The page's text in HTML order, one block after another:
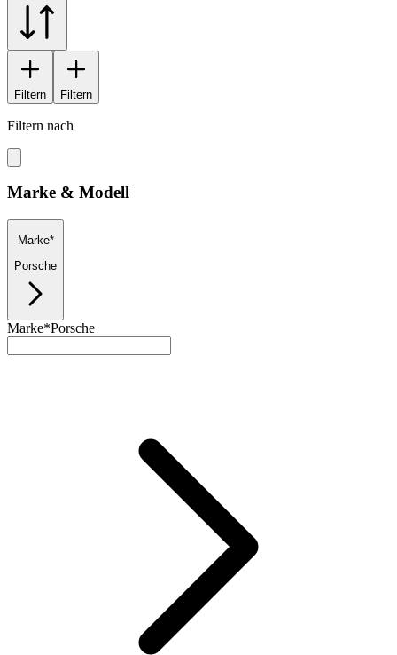
Filtern Filtern
Filtern nach
Marke & Modell
Marke*
Porsche
Marke*Porsche